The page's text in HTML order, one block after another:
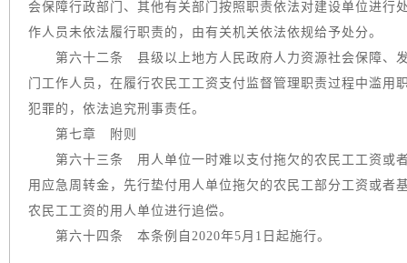
会保障行政部门、其他有关部门按照职责依法对建设单位进行
作人员未依法履行职责的，由有关机关依法依规给予处分。
第六十二条 县级以上地方人民政府人力资源社会保障、发
门工作人员，在履行农民工工资支付监督管理职责过程中滥用
犯罪的，依法追究刑事责任。
第七章 附则
第六十三条 用人单位一时难以支付拖欠的农民工工资或者
用应急周转金，先行垫付用人单位拖欠的农民工部分工资或者
农民工工资的用人单位进行追偿。
第六十四条 本条例自2020年5月1日起施行。